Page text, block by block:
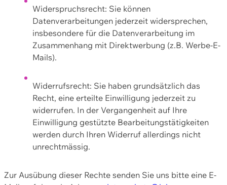
Widerspruchsrecht: Sie können
Datenverarbeitungen jederzeit widersprechen,
insbesondere für die Datenverarbeitung im
Zusammenhang mit Direktwerbung (z.B. Werbe-E-
Mails).
Widerrufsrecht: Sie haben grundsätzlich das
Recht, eine erteilte Einwilligung jederzeit zu
widerrufen. In der Vergangenheit auf Ihre
Einwilligung gestützte Bearbeitungstätigkeiten
werden durch Ihren Widerruf allerdings nicht
unrechtmässig.
Zur Ausübung dieser Rechte senden Sie uns bitte eine E-